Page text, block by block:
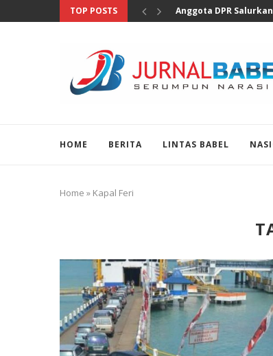
TOP POSTS Nakes Diduga Hina
HOME BERITA LINTAS BABEL
Home » Kapal Feri